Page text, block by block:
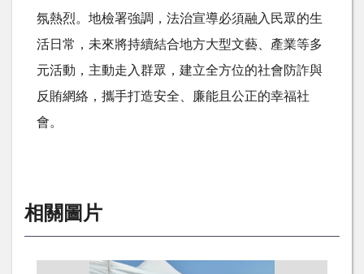
氛熱烈。地檢署強調，法治宣導必須融入民眾的生
活日常，未來將持續結合地方大型文藝、產業等多
元活動，主動走入群眾，建立全方位的社會防詐與
反賄網絡，攜手打造安全、廉能且公正的幸福社
會。
相關圖片